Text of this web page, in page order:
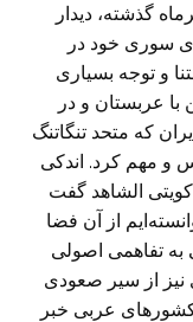
گذشته، دیدار
سوری خود در
و توجه بسیاری
با عربستان و در
که متحد تنگاتنگ
و مهم کرد. اندکی
الشاهد گفت
از آن فضا
به تفاهمی اصولی
نیز از سیر صعودی
عربی خبر